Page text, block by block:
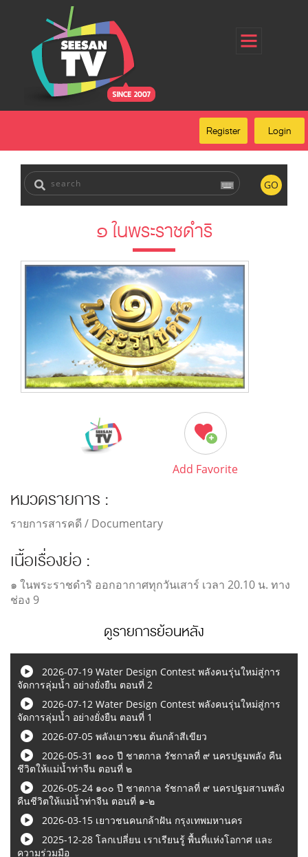
Register
Login
Forgot Password
FAQ
Login
Register
GO
๑ ในพระราชดำริ
Add Favorite
หมวดรายการ :
รายการสารคดี / Documentary
เนื้อเรื่องย่อ :
๑ ในพระราชดำริ ออกอากาศทุกวันเสาร์ เวลา 20.10 น. ทาง
ช่อง 9
ดูรายการย้อนหลัง
2026-07-19 Water Design Contest พลังคนรุ่นใหม่สู่การ
จัดการลุ่มน้ำ อย่างยั่งยืน ตอนที่ 2
2026-07-12 Water Design Contest พลังคนรุ่นใหม่สู่การ
จัดการลุ่มน้ำ อย่างยั่งยืน ตอนที่ 1
2026-07-05 พลังเยาวชน ต้นกล้าสีเขียว
2026-05-31 ๑๐๐ ปี ชาตกาล รัชกาลที่ ๙ นครปฐมพลัง คืน
ชีวิตให้แม่น้ำท่าจีน ตอนที่ ๒
2026-05-24 ๑๐๐ ปี ชาตกาล รัชกาลที่ ๙ นครปฐมสานพลัง
คืนชีวิตให้แม่น้ำท่าจีน ตอนที่ ๑-๒
2026-03-15 เยาวชนคนกล้าฝัน กรุงเทพมหานคร
2025-12-28 โลกเปลี่ยน เราเรียนรู้ พื้นที่แห่งโอกาศ และ
ความร่วมมือ